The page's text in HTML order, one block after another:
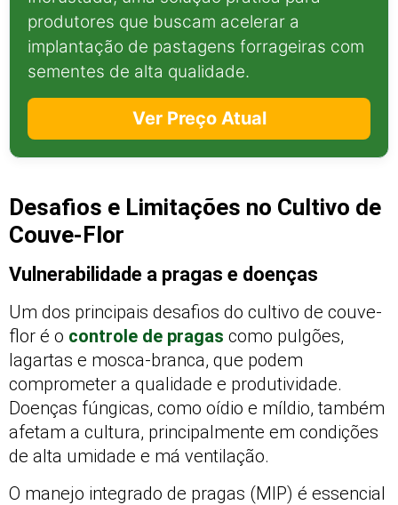
produtores que buscam acelerar a
implantação de pastagens forrageiras com
sementes de alta qualidade.
Ver Preço Atual
Desafios e Limitações no Cultivo de
Couve-Flor
Vulnerabilidade a pragas e doenças
Um dos principais desafios do cultivo de couve-
flor é o controle de pragas como pulgões,
lagartas e mosca-branca, que podem
comprometer a qualidade e produtividade.
Doenças fúngicas, como oídio e míldio, também
afetam a cultura, principalmente em condições
de alta umidade e má ventilação.
O manejo integrado de pragas (MIP) é essencial